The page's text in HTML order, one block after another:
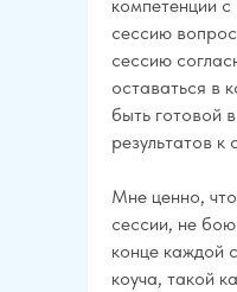
компетенции
сессию
сессию
оставаться в
быть готовой
результатов к
Мне ценно,
сессии, не
конце каждой
коуча, такой